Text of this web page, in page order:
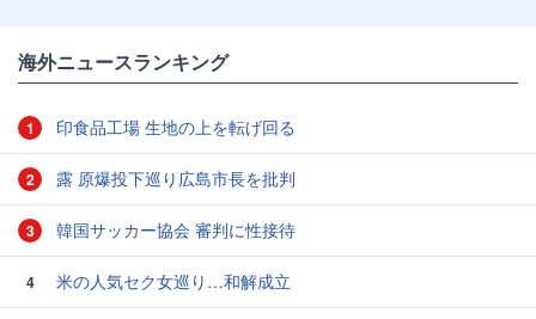
海外ニュースランキング
1 印食品工場 生地の上を転げ回る
2 露 原爆投下巡り広島市長を批判
3 韓国サッカー協会 審判に性接待
4 米の人気セク女巡り…和解成立